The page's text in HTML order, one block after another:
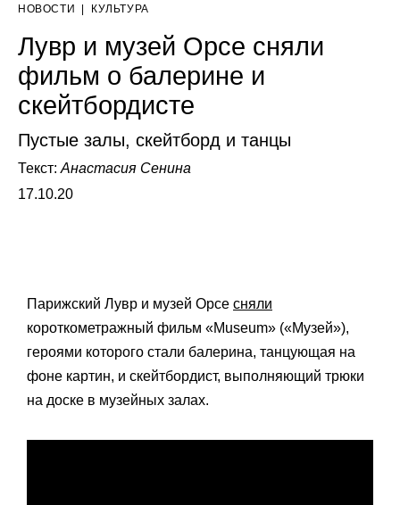
НОВОСТИ КУЛЬТУРА
Лувр и музей Орсе сняли
фильм о балерине и
скейтбордисте
Пустые залы, скейтборд и танцы
Текст: Анастасия Сенина
17.10.20
Парижский Лувр и музей Орсе сняли
короткометражный фильм «Museum» («Музей»),
героями которого стали балерина, танцующая на
фоне картин, и скейтбордист, выполняющий трюки
на доске в музейных залах.